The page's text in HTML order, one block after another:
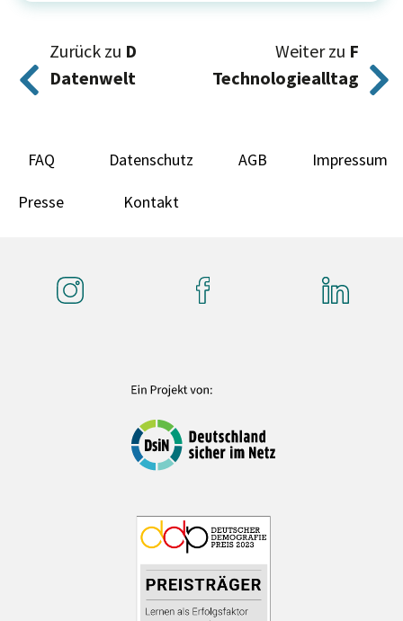
Zurück zu D
Datenwelt
Weiter zu F
Technologiealltag
FAQ Datenschutz AGB Impressum
Presse Kontakt